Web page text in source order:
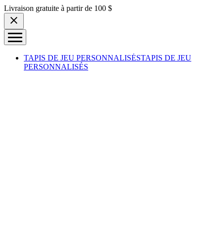
Skip to content
Livraison gratuite à partir de 100 $
TAPIS DE JEU PERSONNALISÉSTAPIS DE JEU
PERSONNALISÉS